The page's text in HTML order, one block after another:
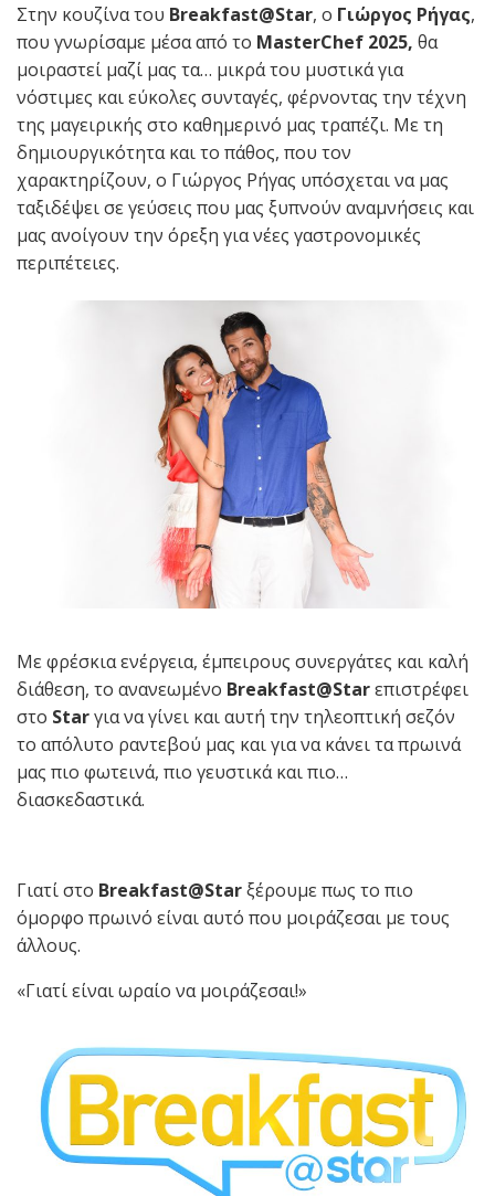
Στην κουζίνα του Breakfast@Star, ο Γιώργος Ρήγας,
που γνωρίσαμε μέσα από το MasterChef 2025, θα
μοιραστεί μαζί μας τα… μικρά του μυστικά για
νόστιμες και εύκολες συνταγές, φέρνοντας την τέχνη
της μαγειρικής στο καθημερινό μας τραπέζι. Με τη
δημιουργικότητα και το πάθος, που τον
χαρακτηρίζουν, ο Γιώργος Ρήγας υπόσχεται να μας
ταξιδέψει σε γεύσεις που μας ξυπνούν αναμνήσεις και
μας ανοίγουν την όρεξη για νέες γαστρονομικές
περιπέτειες.
Με φρέσκια ενέργεια, έμπειρους συνεργάτες και καλή
διάθεση, το ανανεωμένο Breakfast@Starεπιστρέφει
στο Starγια να γίνει και αυτή την τηλεοπτική σεζόν
το απόλυτο ραντεβού μας και για να κάνει τα πρωινά
μας πιο φωτεινά, πιο γευστικά και πιο…
διασκεδαστικά.
Γιατί στο Breakfast@Starξέρουμε πως το πιο
όμορφο πρωινό είναι αυτό που μοιράζεσαι με τους
άλλους.
«Γιατί είναι ωραίο να μοιράζεσαι!»